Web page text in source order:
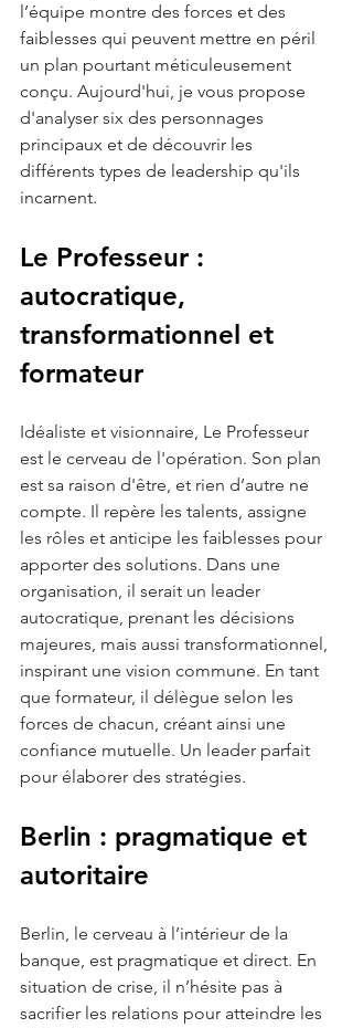
l’équipe montre des forces et des
faiblesses qui peuvent mettre en péril
un plan pourtant méticuleusement
conçu. Aujourd'hui, je vous propose
d'analyser six des personnages
principaux et de découvrir les
différents types de leadership qu'ils
incarnent.
Le Professeur :
autocratique,
transformationnel et
formateur
Idéaliste et visionnaire, Le Professeur
est le cerveau de l'opération. Son plan
est sa raison d'être, et rien d’autre ne
compte. Il repère les talents, assigne
les rôles et anticipe les faiblesses pour
apporter des solutions. Dans une
organisation, il serait un leader
autocratique, prenant les décisions
majeures, mais aussi transformationnel,
inspirant une vision commune. En tant
que formateur, il délègue selon les
forces de chacun, créant ainsi une
confiance mutuelle. Un leader parfait
pour élaborer des stratégies.
Berlin : pragmatique et
autoritaire
Berlin, le cerveau à l’intérieur de la
banque, est pragmatique et direct. En
situation de crise, il n’hésite pas à
sacrifier les relations pour atteindre les